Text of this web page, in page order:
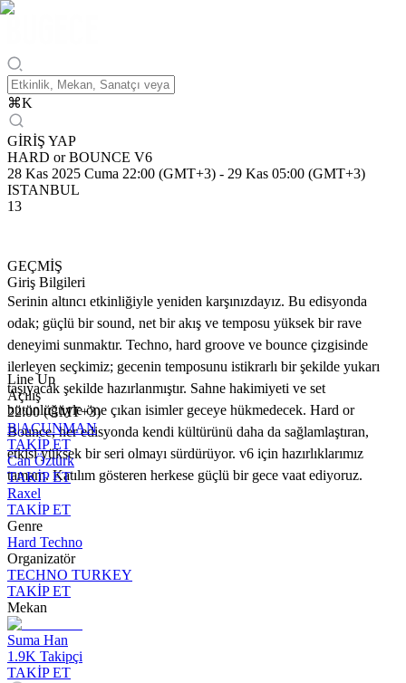
⌘K
GİRİŞ YAP
HARD or BOUNCE V6
28 Kas 2025 Cuma 22:00 (GMT+3) - 29 Kas 05:00 (GMT+3)
ISTANBUL
13
GEÇMİŞ
Giriş Bilgileri
Serinin altıncı etkinliğiyle yeniden karşınızdayız. Bu edisyonda
odak; güçlü bir sound, net bir akış ve temposu yüksek bir rave
deneyimi sunmaktır. Techno, hard groove ve bounce çizgisinde
ilerleyen seçkimiz; gecenin temposunu istikrarlı bir şekilde yukarı
taşıyacak şekilde hazırlanmıştır. Sahne hakimiyeti ve set
bütünlüğüyle öne çıkan isimler geceye hükmedecek. Hard or
Bounce, her edisyonda kendi kültürünü daha da sağlamlaştıran,
etkisi yüksek bir seri olmayı sürdürüyor. v6 için hazırlıklarımız
tamam. Katılım gösteren herkese güçlü bir gece vaat ediyoruz.
Line Up
Açılış
22:00 (GMT+3)
B|ACUNMAN
TAKİP ET
Can Öztürk
TAKİP ET
Raxel
TAKİP ET
Genre
Hard Techno
Organizatör
TECHNO TURKEY
TAKİP ET
Mekan
Suma Han
1.9K Takipçi
TAKİP ET